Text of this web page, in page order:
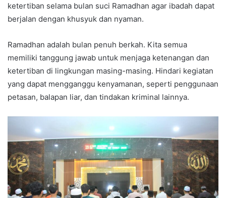
ketertiban selama bulan suci Ramadhan agar ibadah dapat
berjalan dengan khusyuk dan nyaman.
Ramadhan adalah bulan penuh berkah. Kita semua
memiliki tanggung jawab untuk menjaga ketenangan dan
ketertiban di lingkungan masing-masing. Hindari kegiatan
yang dapat mengganggu kenyamanan, seperti penggunaan
petasan, balapan liar, dan tindakan kriminal lainnya.